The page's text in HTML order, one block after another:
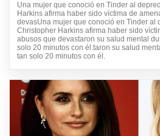
Una mujer que conoció en Tinder al
Harkins afirma haber sido víctima de
devasUna mujer que conoció en Tinder al
Christopher Harkins afirma haber sido
abusos que devastaron su salud mental
solo 20 minutos con él.taron su salud
tan solo 20 minutos con él.